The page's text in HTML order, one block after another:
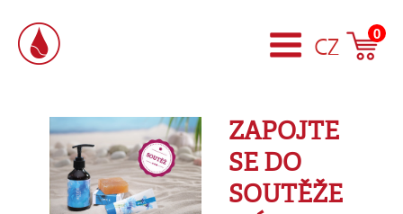
CZ
0
ZAPOJTE
SE DO
SOUTĚŽE